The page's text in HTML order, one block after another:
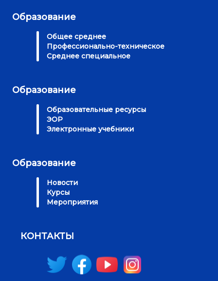
Образование
Общее среднее
Профессионально-техническое
Среднее специальное
Образование
Образовательные ресурсы
ЭОР
Электронные учебники
Образование
Новости
Курсы
Мероприятия
КОНТАКТЫ